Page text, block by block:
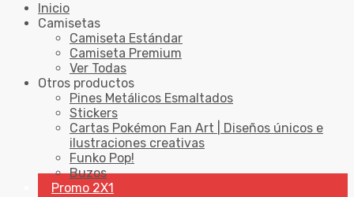
Inicio
Camisetas
Camiseta Estándar
Camiseta Premium
Ver Todas
Otros productos
Pines Metálicos Esmaltados
Stickers
Cartas Pokémon Fan Art | Diseños únicos e
ilustraciones creativas
Funko Pop!
Buzos
Promo 2X1